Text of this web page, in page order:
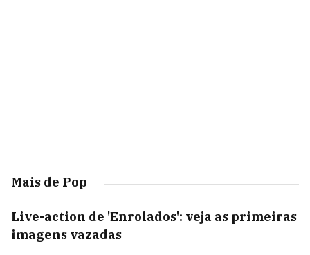
Mais de Pop
Live-action de 'Enrolados': veja as primeiras
imagens vazadas